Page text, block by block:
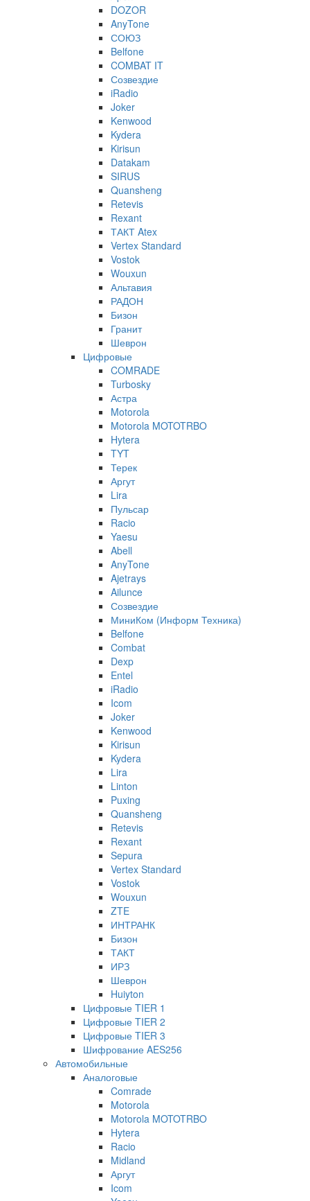
DOZOR
AnyTone
СОЮЗ
Belfone
COMBAT IT
Созвездие
iRadio
Joker
Kenwood
Kydera
Kirisun
Datakam
SIRUS
Quansheng
Retevis
Rexant
ТАКТ Atex
Vertex Standard
Vostok
Wouxun
Альтавия
РАДОН
Бизон
Гранит
Шеврон
Цифровые
COMRADE
Turbosky
Астра
Motorola
Motorola MOTOTRBO
Hytera
TYT
Терек
Аргут
Lira
Пульсар
Racio
Yaesu
Abell
AnyTone
Ajetrays
Ailunce
Созвездие
МиниКом (Информ Техника)
Belfone
Combat
Dexp
Entel
iRadio
Icom
Joker
Kenwood
Kirisun
Kydera
Lira
Linton
Puxing
Quansheng
Retevis
Rexant
Sepura
Vertex Standard
Vostok
Wouxun
ZTE
ИНТРАНК
Бизон
ТАКТ
ИРЗ
Шеврон
Huiyton
Цифровые TIER 1
Цифровые TIER 2
Цифровые TIER 3
Шифрование AES256
Автомобильные
Аналоговые
Comrade
Motorola
Motorola MOTOTRBO
Hytera
Racio
Midland
Аргут
Icom